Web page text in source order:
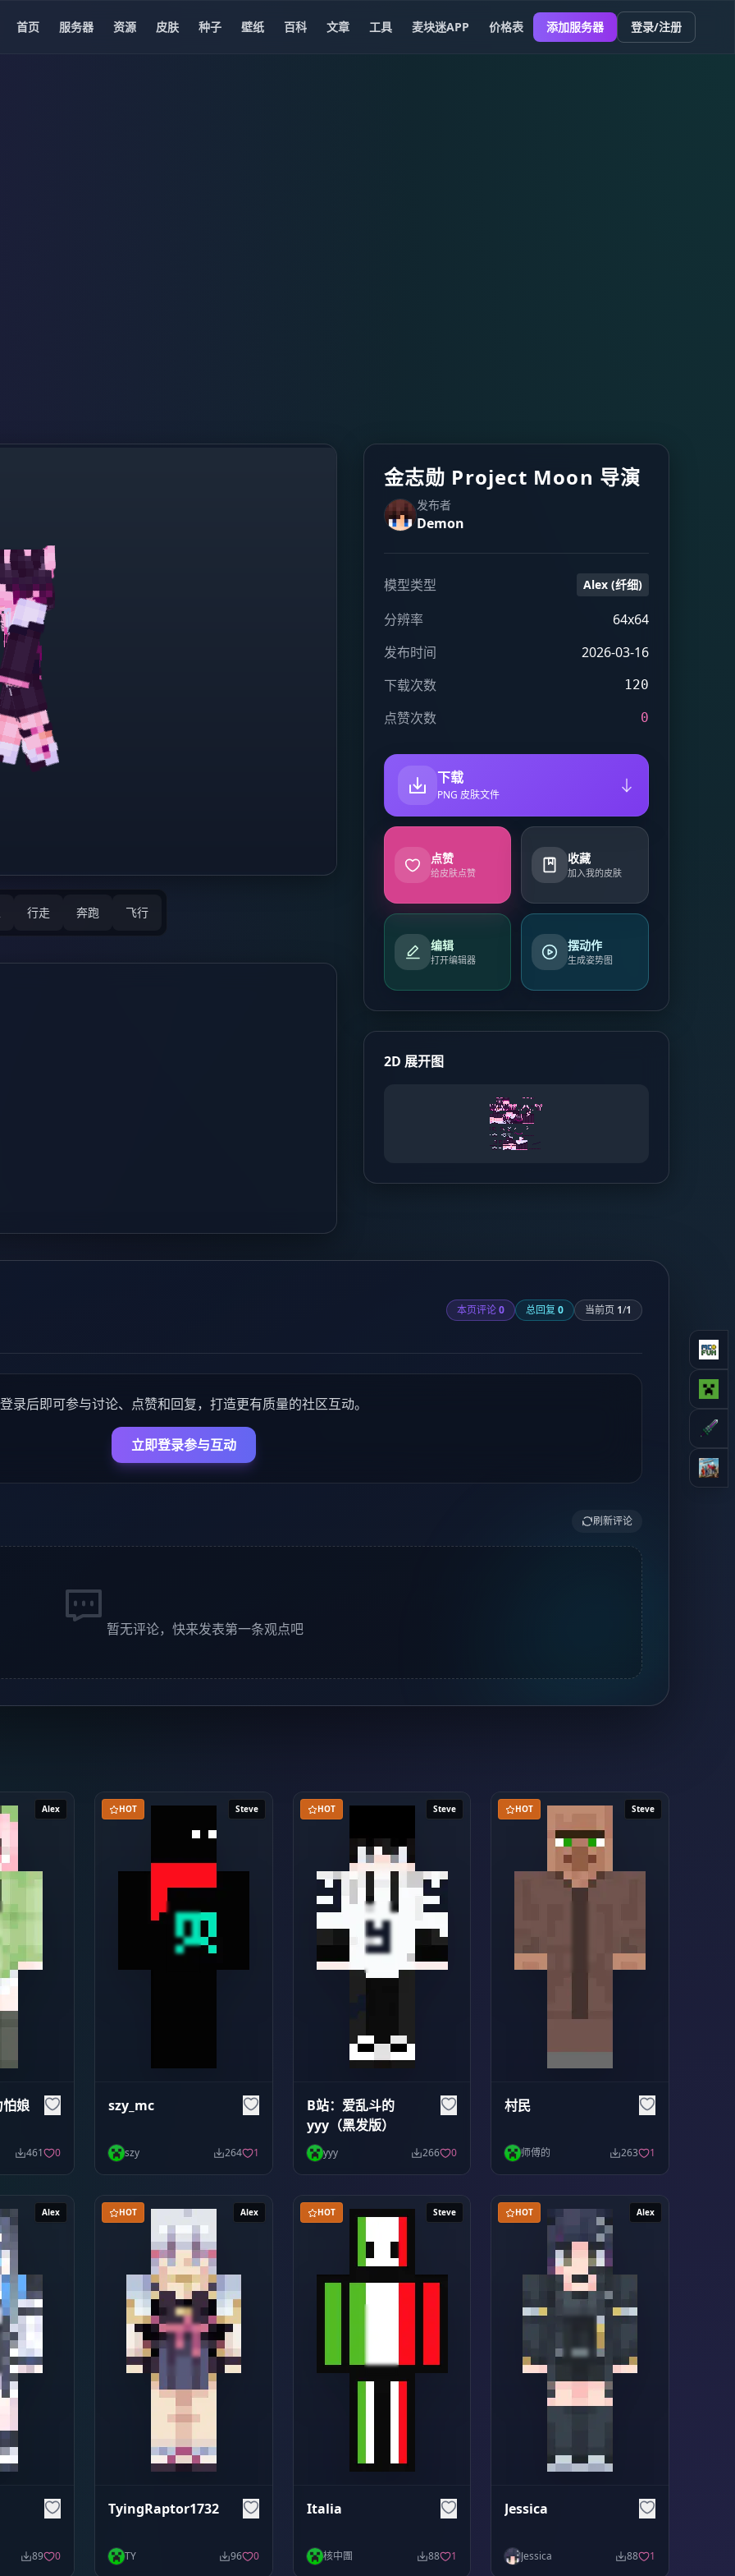
首页 服务器 资源 皮肤 种子 壁纸 百科 文章 工具 麦块迷APP 价格表 添加服务器 登录/注册
行走 奔跑 飞行
金志勋 Project Moon 导演
发布者
Demon
模型类型 Alex (纤细)
分辨率
64x64
发布时间
2026-03-16
下载次数
120
点赞次数 0
下载
PNG 皮肤文件
点赞
给皮肤点赞
收藏
加入我的皮肤
编辑
打开编辑器
摆动作
生成姿势图
2D 展开图
本页评论0 总回复 0 当前页 1/1
登录后即可参与讨论、点赞和回复，打造更有质量的社区互动。
立即登录参与互动
刷新评论
暂无评论，快来发表第一条观点吧
Alex
娘
461 0
Steve
HOT
szy_mc
szy 264 1
Steve
HOT
B站：爱乱斗的
yyy（黑发版）
yyy 266 0
Steve
HOT
村民
师傅的 263 1
Alex
89 0
Alex
HOT
TyingRaptor1732
TY 96 0
Steve
HOT
Italia
核中團 88 1
Alex
HOT
Jessica
Jessica 88 1